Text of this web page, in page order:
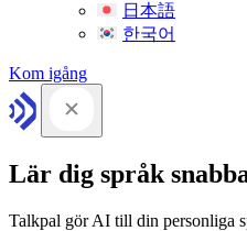
日本語
한국어
Kom igång
Lär dig språk
Talkpal gör AI till din personliga